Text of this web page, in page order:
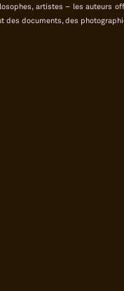
artistes – les auteurs
des documents, des